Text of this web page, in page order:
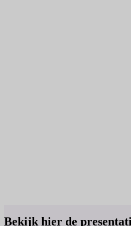
Bekijk hier de